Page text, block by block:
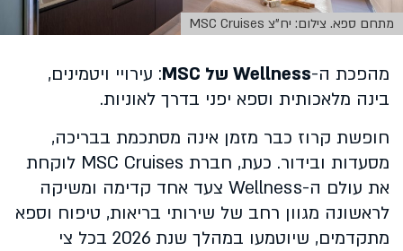
מתחם ספא. צילום: יח"צ MSC Cruises
מהפכת ה-Wellness של MSC
: עירויי ויטמינים,
בינה מלאכותית וספא יפני בדרך לאוניות.
חופשת קרוז כבר מזמן אינה מסתכמת בבריכה,
מסעדות ובידור. כעת, חברת MSC Cruises לוקחת
את עולם ה-Wellness צעד אחד קדימה ומשיקה
לראשונה מגוון רחב של שירותי בריאות, טיפוח וספא
מתקדמים, שיוטמעו במהלך שנת 2026 בכל צי